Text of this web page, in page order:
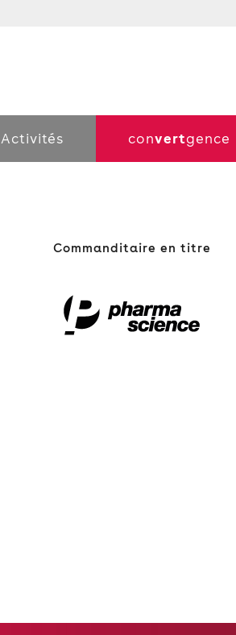
Activités convertgence
Commanditaire en titre